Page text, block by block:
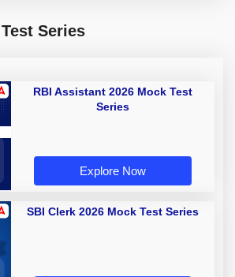
Series
RBI Assistant 2026 Mock Test
Series
Explore Now
SBI Clerk 2026 Mock Test Series